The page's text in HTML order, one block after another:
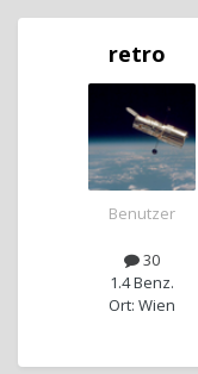
retro
Benutzer
30
1.4 Benz.
Ort: Wien